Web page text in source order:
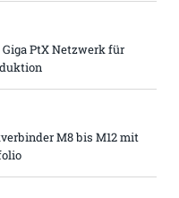
PtX Netzwerk für
M8 bis M12 mit